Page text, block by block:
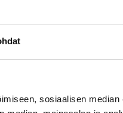
sosiaalisen